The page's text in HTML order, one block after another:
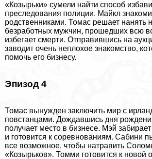
«Козырьки» сумели найти способ
преследования полиции. Майкл
родственниками. Томас решает нанять
безработных мужчин, прошедших всю
избегает cмepти. Отправившись на
заводит очень неплохое знакомство,
помочь его бизнесу.
Эпизод 4
Томас вынужден заключить мир с
повстанцами. Дождавшись дня
получает место в бизнесе. Мэй
и готовится к соревнованиям. Сабини
все возможное, чтобы натравить
«Козырьков». Томми готовится к новой